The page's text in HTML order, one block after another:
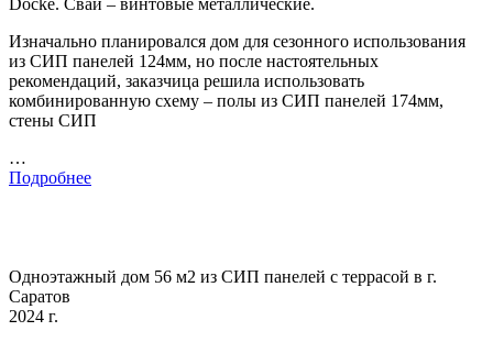
Docke. Сваи – винтовые металлические.
Изначально планировался дом для сезонного использования
из СИП панелей 124мм, но после настоятельных
рекомендаций, заказчица решила использовать
комбинированную схему – полы из СИП панелей 174мм,
стены СИП
…
Подробнее
Одноэтажный дом 56 м2 из СИП панелей с террасой в г.
Саратов
2024 г.